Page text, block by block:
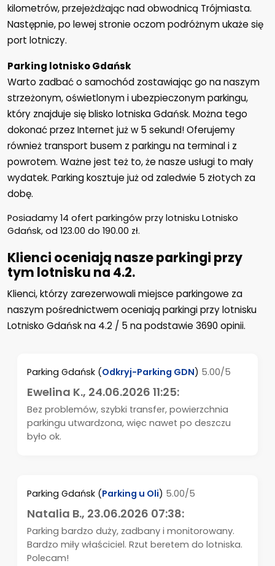
kilometrów, przejeżdżając nad obwodnicą Trójmiasta.
Następnie, po lewej stronie oczom podróżnym ukaże się
port lotniczy.
Parking lotnisko Gdańsk
Warto zadbać o samochód zostawiając go na naszym
strzeżonym, oświetlonym i ubezpieczonym parkingu,
który znajduje się blisko lotniska Gdańsk. Można tego
dokonać przez Internet już w 5 sekund! Oferujemy
również transport busem z parkingu na terminal i z
powrotem. Ważne jest też to, że nasze usługi to mały
wydatek. Parking kosztuje już od zaledwie 5 złotych za
dobę.
Posiadamy 14 ofert parkingów przy lotnisku Lotnisko
Gdańsk, od 123.00 do 190.00 zł.
Klienci oceniają nasze parkingi przy
tym lotnisku na 4.2.
Klienci, którzy zarezerwowali miejsce parkingowe za
naszym pośrednictwem oceniają parkingi przy lotnisku
Lotnisko Gdańsk na 4.2 / 5 na podstawie 3690 opinii.
Parking Gdańsk (Odkryj-Parking GDN) 5.00/5
Ewelina K., 24.06.2026 11:25:
Bez problemów, szybki transfer, powierzchnia
parkingu utwardzona, więc nawet po deszczu
było ok.
Parking Gdańsk (Parking u Oli) 5.00/5
Natalia B., 23.06.2026 07:38:
Parking bardzo duży, zadbany i monitorowany.
Bardzo miły właściciel. Rzut beretem do lotniska.
Polecam!